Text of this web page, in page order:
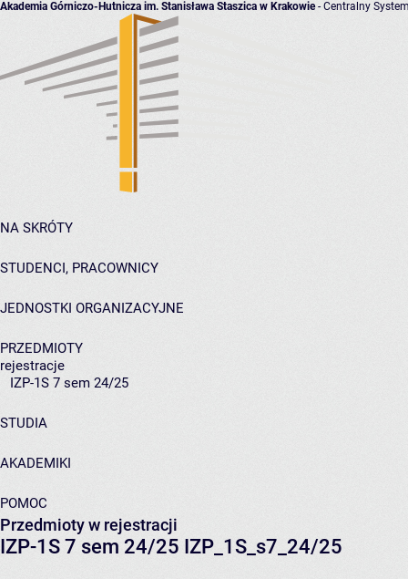
Akademia Górniczo-Hutnicza im. Stanisława Staszica w Krakowie- Centralny
NA SKRÓTY
STUDENCI, PRACOWNICY
JEDNOSTKI ORGANIZACYJNE
PRZEDMIOTY
rejestracje
IZP-1S 7 sem 24/25
STUDIA
AKADEMIKI
POMOC
Przedmioty w rejestracji
IZP-1S 7 sem 24/25 IZP_1S_s7_24/25